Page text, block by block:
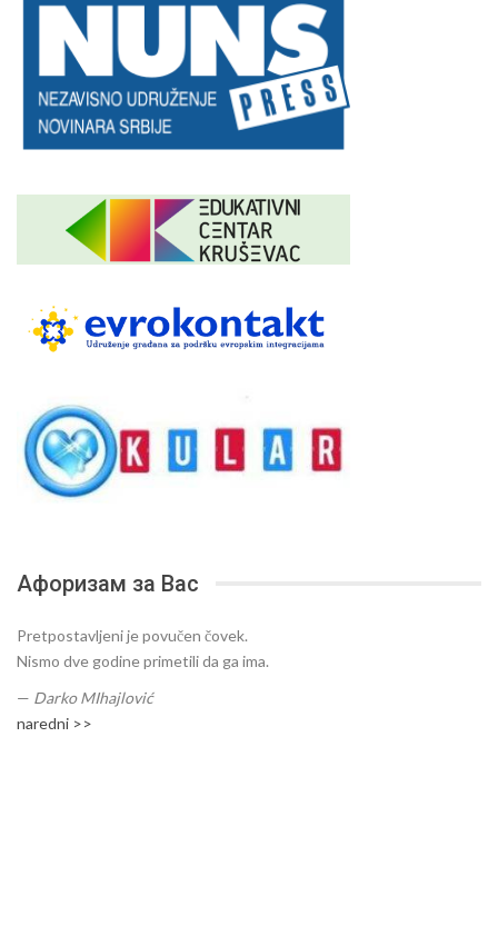
Афоризам за Вас
Pretpostavljeni je povučen čovek.
Nismo dve godine primetili da ga ima.
— Darko MIhajlović
naredni >>